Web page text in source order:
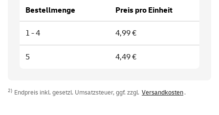
Bestellmenge Preis pro Einheit
1 - 4 4,99 €
5 4,49 €
2) Endpreis inkl. gesetzl. Umsatzsteuer, ggf. zzgl. Versandkosten.